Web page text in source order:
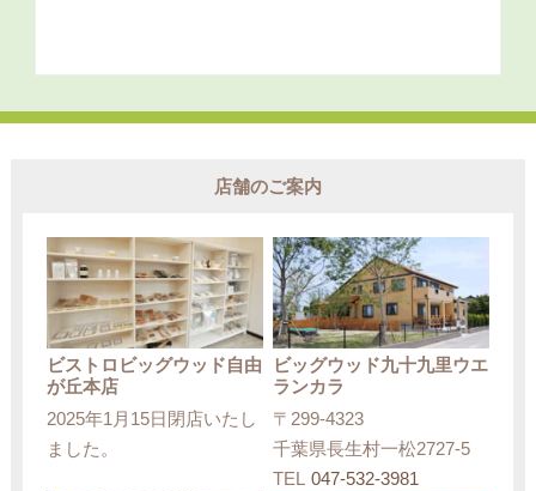
店舗のご案内
ビストロビッグウッド自由
が丘本店
2025年1月15日閉店いたし
ました。
ビッグウッド九十九里ウエ
ランカラ
〒299-4323
千葉県長生村一松2727-5
TEL 047-532-3981